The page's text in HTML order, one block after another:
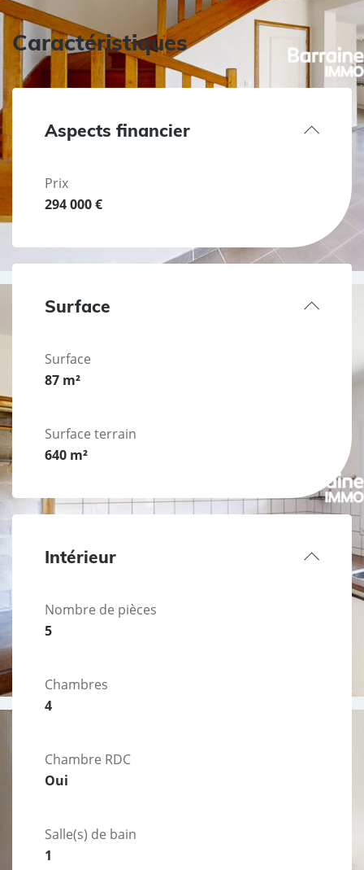
Caractéristiques
Aspects financier
Prix
294 000 €
Surface
Surface
87 m²
Surface terrain
640 m²
Intérieur
Nombre de pièces
5
Chambres
4
Chambre RDC
Oui
Salle(s) de bain
1